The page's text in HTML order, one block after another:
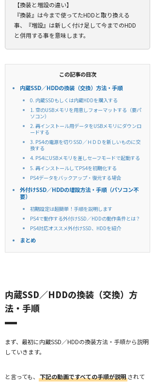
【換装と増設の違い】
『換装』は今まで使ってたHDDと取り換える
事、『増設』は新しく付け足して今までのHDD
と併用する事を意味します。
この記事の目次
内蔵SSD／HDDの換装（交換）方法・手順
0. 内蔵SSDもしくは内蔵HDDを購入する
1. 空のUSBメモリを用意しフォーマットする（要パ
ソコン）
2. 再インストール用データをUSBメモリにダウンロ
ードする
3. PS4の電源を切りSSD／ＨＤＤを新しいものに交
換する
4. PS4にUSBメモリを差しセーフモードで起動する
5. 再インストールしてPS4を初期化する
PS4データをバックアップ・復元する場合
外付けSSD／HDDの増設方法・手順（パソコン不
要）
初期設定は超簡単！手順を説明します
PS4で動作する外付けSSD／HDDの動作条件とは？
PS4対応オススメ外付けSSD、HDDを紹介
まとめ
内蔵SSD／HDDの換装（交換）方
法・手順
まず、最初に内蔵SSD／HDDの換装方法・手順から説明
していきます。
と言っても、 下記の動画ですべての手順が説明されて